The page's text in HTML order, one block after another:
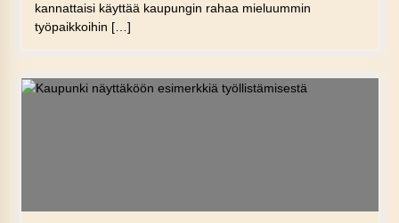
kannattaisi käyttää kaupungin rahaa mieluummin
työpaikkoihin […]